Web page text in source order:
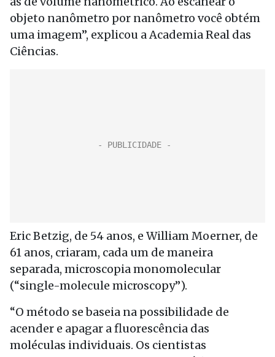
objeto nanômetro por nanômetro você obtém
uma imagem”, explicou a Academia Real das
Ciências.
Eric Betzig, de 54 anos, e William Moerner, de
61 anos, criaram, cada um de maneira
separada, microscopia monomolecular
(“single-molecule microscopy”).
“O método se baseia na possibilidade de
acender e apagar a fluorescência das
moléculas individuais. Os cientistas